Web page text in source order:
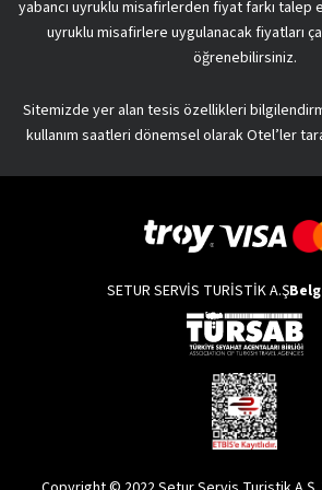
yabancı uyruklu misafirlerden fiyat farkı talep
uyruklu misafirlere uygulanacak fiyatları
öğrenebilirsiniz.
Sitemizde yer alan tesis özellikleri
kullanım saatleri dönemsel olarak Otel’ler
SETUR SERVİS TURİSTİK A.Ş